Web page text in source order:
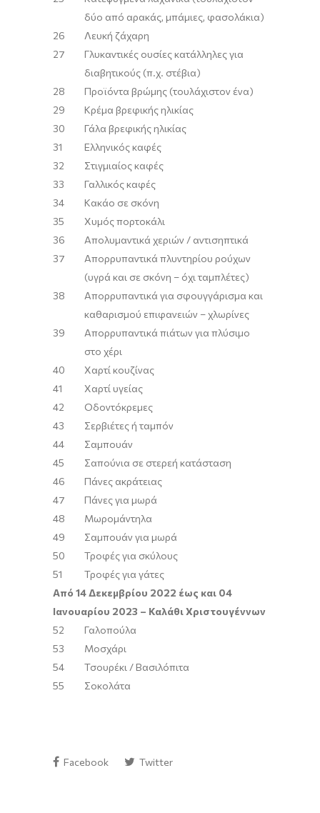
δύο από αρακάς, μπάμιες, φασολάκια)
26
Λευκή ζάχαρη
27
Γλυκαντικές ουσίες κατάλληλες για
διαβητικούς (π.χ. στέβια)
28
Προϊόντα βρώμης (τουλάχιστον ένα)
29
Κρέμα βρεφικής ηλικίας
30
Γάλα βρεφικής ηλικίας
31
Ελληνικός καφές
32
Στιγμιαίος καφές
33
Γαλλικός καφές
34
Κακάο σε σκόνη
35
Χυμός πορτοκάλι
36
Απολυμαντικά χεριών / αντισηπτικά
37
Απορρυπαντικά πλυντηρίου ρούχων
(υγρά και σε σκόνη – όχι ταμπλέτες)
38
Απορρυπαντικά για σφουγγάρισμα και
καθαρισμού επιφανειών – χλωρίνες
39
Απορρυπαντικά πιάτων για πλύσιμο
στο χέρι
40
Χαρτί κουζίνας
41
Χαρτί υγείας
42
Οδοντόκρεμες
43
Σερβιέτες ή ταμπόν
44
Σαμπουάν
45
Σαπούνια σε στερεή κατάσταση
46
Πάνες ακράτειας
47
Πάνες για μωρά
48
Μωρομάντηλα
49
Σαμπουάν για μωρά
50
Τροφές για σκύλους
51
Τροφές για γάτες
Από 14 Δεκεμβρίου 2022 έως και 04
Ιανουαρίου 2023 – Καλάθι Χριστουγέννων
52
Γαλοπούλα
53
Μοσχάρι
54
Τσουρέκι / Βασιλόπιτα
55
Σοκολάτα
Facebook Twitter